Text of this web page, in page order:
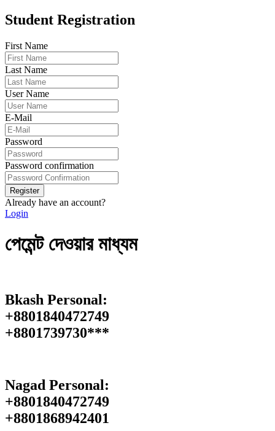
Student Registration
First Name
Last Name
User Name
E-Mail
Password
Password confirmation
Register
Already have an account?
Login
পেমেন্ট দেওয়ার মাধ্যম
Bkash Personal:
+8801840472749
+8801739730***
Nagad Personal:
+8801840472749
‪+8801868942401